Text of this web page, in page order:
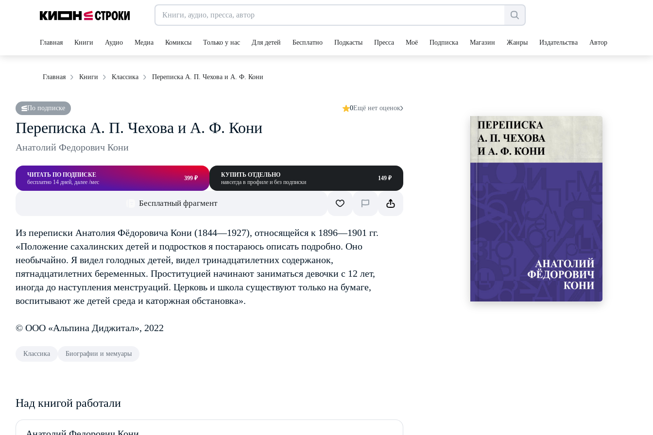
Главная Книги Аудио Медиа Комиксы Только у нас Для детей Бесплатно Подкасты Пресса Моё Подписка Магазин Жанры Издательства Авторы
Главная Книги Классика Переписка А. П. Чехова и А. Ф. Кони
По подписке 0Ещё нет оценок
Переписка А. П. Чехова и А. Ф. Кони
Анатолий Федорович Кони
ЧИТАТЬ ПО ПОДПИСКЕ
бесплатно 14 дней, далее /мес
399 ₽
КУПИТЬ ОТДЕЛЬНО
навсегда в профиле и без подписки
149 ₽
Бесплатный фрагмент
Из переписки Анатолия Фёдоровича Кони (1844—1927), относящейся к 1896—1901 гг.
«Положение сахалинских детей и подростков я постараюсь описать подробно. Оно
необычайно. Я видел голодных детей, видел тринадцатилетних содержанок,
пятнадцатилетних беременных. Проституцией начинают заниматься девочки с 12 лет,
иногда до наступления менструаций. Церковь и школа существуют только на бумаге,
воспитывают же детей среда и каторжная обстановка».
© ООО «Альпина Диджитал», 2022
Классика Биографии и мемуары
Над книгой работали